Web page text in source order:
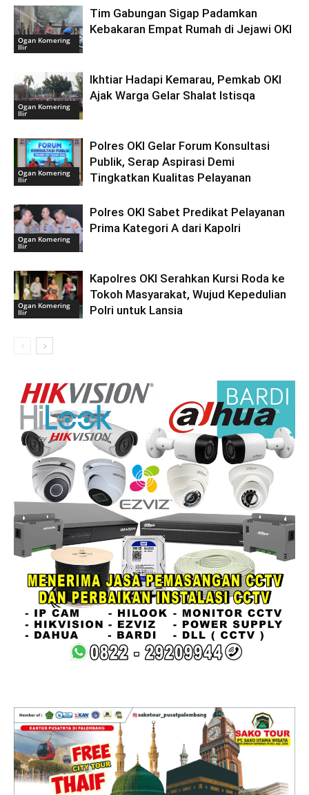
Ogan Komering
Ilir
Tim Gabungan Sigap Padamkan
Kebakaran Empat Rumah di Jejawi OKI
Ogan Komering
Ilir
Ikhtiar Hadapi Kemarau, Pemkab OKI
Ajak Warga Gelar Shalat Istisqa
Ogan Komering
Ilir
Polres OKI Gelar Forum Konsultasi
Publik, Serap Aspirasi Demi
Tingkatkan Kualitas Pelayanan
Ogan Komering
Ilir
Polres OKI Sabet Predikat Pelayanan
Prima Kategori A dari Kapolri
Ogan Komering
Ilir
Kapolres OKI Serahkan Kursi Roda ke
Tokoh Masyarakat, Wujud Kepedulian
Polri untuk Lansia